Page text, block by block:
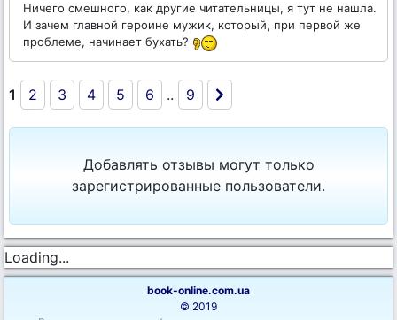
Ничего смешного, как другие читательницы, я тут не нашла.
И зачем главной героине мужик, который, при первой же
проблеме, начинает бухать?
1 2 3 4 5 6 .. 9
Добавлять отзывы могут только
зарегистрированные пользователи.
Loading...
book-online.com.ua
© 2019